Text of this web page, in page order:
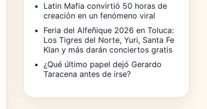
Latin Mafia convirtió 50 horas de
creación en un fenómeno viral
Feria del Alfeñique 2026 en Toluca:
Los Tigres del Norte, Yuri, Santa Fe
Klan y más darán conciertos gratis
¿Qué último papel dejó Gerardo
Taracena antes de irse?